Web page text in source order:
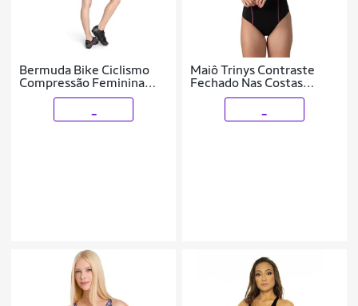
Bermuda Bike Ciclismo
Compressão Feminina
Trinys
Maiô Trinys Contraste
Fechado Nas Costas
Feminino